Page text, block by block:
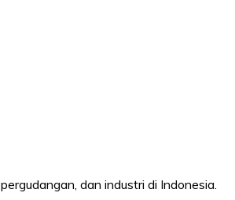
dan industri di Indonesia.